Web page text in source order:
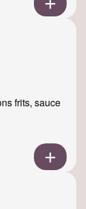
frits, sauce